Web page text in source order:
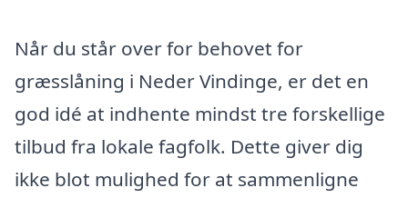
Når du står over for behovet for
græsslåning i Neder Vindinge, er det en
god idé at indhente mindst tre forskellige
tilbud fra lokale fagfolk. Dette giver dig
ikke blot mulighed for at sammenligne